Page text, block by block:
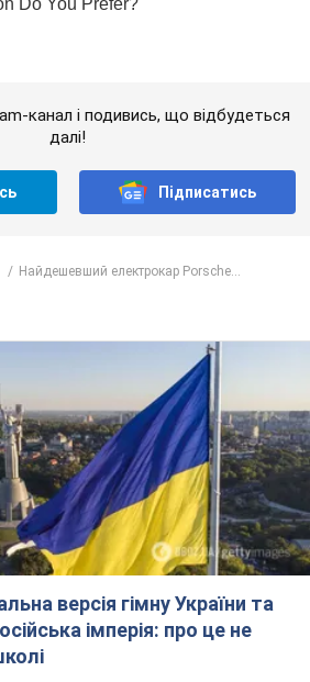
канал і подивись, що відбудеться
далі!
Підписатись
Найдешевший електрокар Porsche...
версія гімну України та
імперія: про це не